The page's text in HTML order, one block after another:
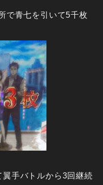
で青七を引いて5千枚
手バトルから3回継続